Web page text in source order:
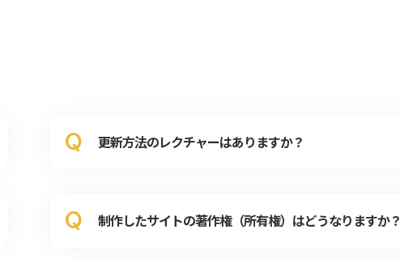
Q 更新方法のレクチャーはありますか？
Q 制作したサイトの著作権（所有権）はどうなりますか？